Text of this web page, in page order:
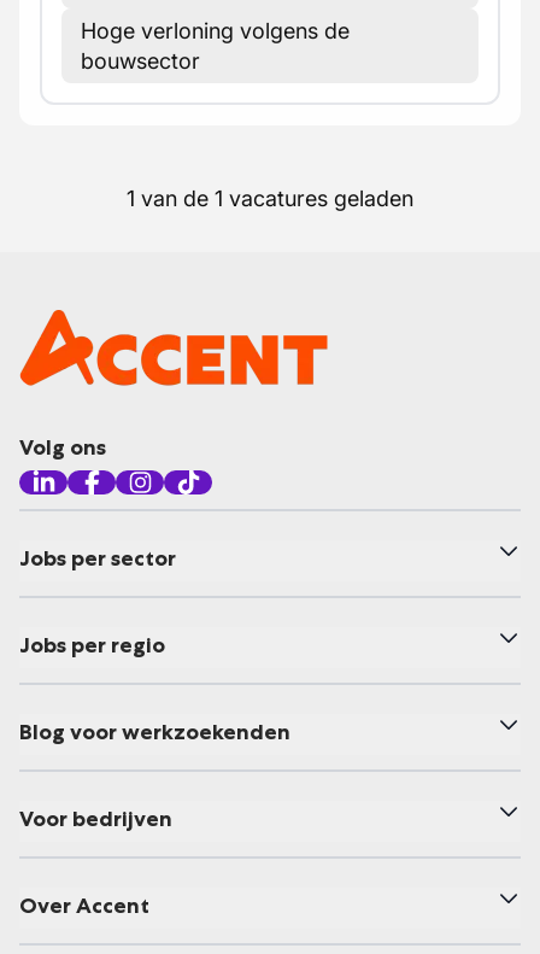
Hoge verloning volgens de
bouwsector
1 van de 1 vacatures geladen
Volg ons
Jobs per sector
Jobs per regio
Blog voor werkzoekenden
Voor bedrijven
Over Accent